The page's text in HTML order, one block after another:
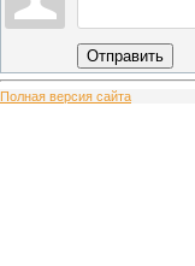
Отправить
Полная версия сайта